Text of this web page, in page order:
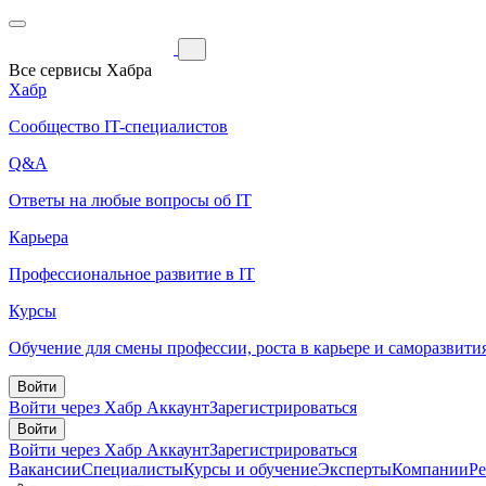
Все сервисы Хабра
Хабр
Сообщество IT-специалистов
Q&A
Ответы на любые вопросы об IT
Карьера
Профессиональное развитие в IT
Курсы
Обучение для смены профессии, роста в карьере и
Войти
Войти через Хабр АккаунтЗарегистрироваться
Войти
Войти через Хабр АккаунтЗарегистрироваться
ВакансииСпециалистыКурсы и обучениеЭкспертыКомпании